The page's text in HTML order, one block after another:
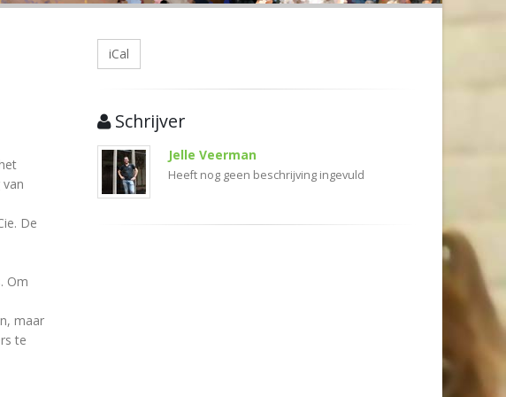
De
Om
maar
te
iCal
Schrijver
Jelle Veerman
Heeft nog geen beschrijving ingevuld